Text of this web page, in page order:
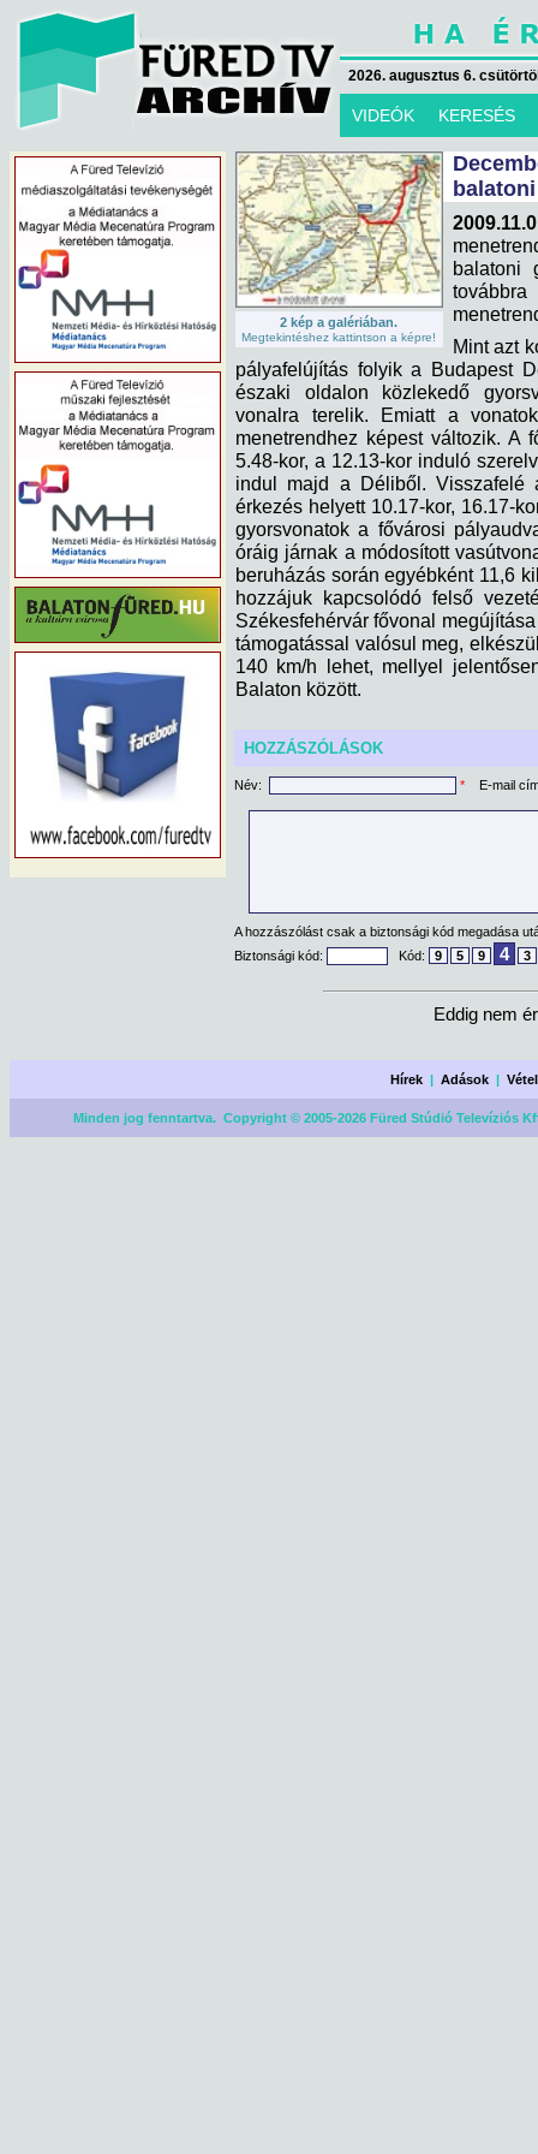
2026. augusztus 6.
VIDEÓK KERESÉS
2 kép a galériában.
Megtekintéshez kattintson a képre!
balatoni
továbbra
Mint azt
pályafelújítás folyik a Budapest
északi oldalon közlekedő
vonalra terelik. Emiatt a
menetrendhez képest változik. A
5.48-kor, a 12.13-kor induló
indul majd a Déliből. Visszafelé
érkezés helyett 10.17-kor, 16.17-
gyorsvonatok a fővárosi
óráig járnak a módosított
beruházás során egyébként 11,6
hozzájuk kapcsolódó felső
Székesfehérvár fővonal
támogatással valósul meg,
140 km/h lehet, mellyel
Balaton között.
HOZZÁSZÓLÁSOK
Név: * E-mail
A hozzászólást csak a biztonsági kód megadása
Biztonsági kód:
Kód: 9 5 9 4 3
Eddig nem
Hírek |Adások |
Minden jog fenntartva. Copyright © 2005-2026 Füred Stúdió Televíziós